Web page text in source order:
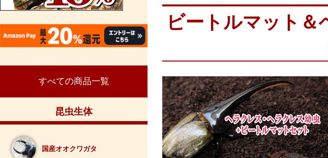
すべての商品一覧
昆虫生体
国産オオクワガタ
ビートルマット